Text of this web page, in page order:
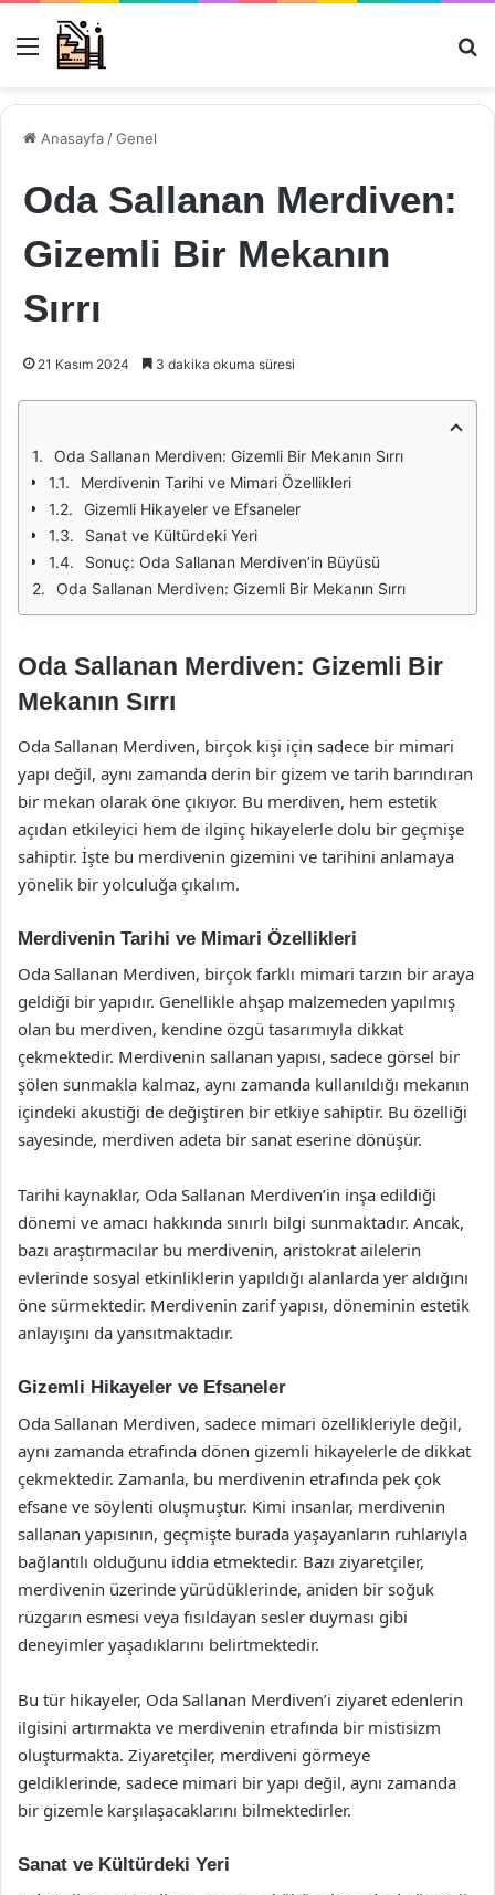
Menü
Anasayfa /Genel
Oda Sallanan Merdiven:
Gizemli Bir Mekanın
Sırrı
21 Kasım 2024 3 dakika okuma süresi
Oda Sallanan Merdiven: Gizemli Bir Mekanın Sırrı
Merdivenin Tarihi ve Mimari Özellikleri
Gizemli Hikayeler ve Efsaneler
Sanat ve Kültürdeki Yeri
Sonuç: Oda Sallanan Merdiven’in Büyüsü
Oda Sallanan Merdiven: Gizemli Bir Mekanın Sırrı
Oda Sallanan Merdiven: Gizemli Bir
Mekanın Sırrı
Oda Sallanan Merdiven, birçok kişi için sadece bir mimari
yapı değil, aynı zamanda derin bir gizem ve tarih barındıran
bir mekan olarak öne çıkıyor. Bu merdiven, hem estetik
açıdan etkileyici hem de ilginç hikayelerle dolu bir geçmişe
sahiptir. İşte bu merdivenin gizemini ve tarihini anlamaya
yönelik bir yolculuğa çıkalım.
Merdivenin Tarihi ve Mimari Özellikleri
Oda Sallanan Merdiven, birçok farklı mimari tarzın bir araya
geldiği bir yapıdır. Genellikle ahşap malzemeden yapılmış
olan bu merdiven, kendine özgü tasarımıyla dikkat
çekmektedir. Merdivenin sallanan yapısı, sadece görsel bir
şölen sunmakla kalmaz, aynı zamanda kullanıldığı mekanın
içindeki akustiği de değiştiren bir etkiye sahiptir. Bu özelliği
sayesinde, merdiven adeta bir sanat eserine dönüşür.
Tarihi kaynaklar, Oda Sallanan Merdiven’in inşa edildiği
dönemi ve amacı hakkında sınırlı bilgi sunmaktadır. Ancak,
bazı araştırmacılar bu merdivenin, aristokrat ailelerin
evlerinde sosyal etkinliklerin yapıldığı alanlarda yer aldığını
öne sürmektedir. Merdivenin zarif yapısı, döneminin estetik
anlayışını da yansıtmaktadır.
Gizemli Hikayeler ve Efsaneler
Oda Sallanan Merdiven, sadece mimari özellikleriyle değil,
aynı zamanda etrafında dönen gizemli hikayelerle de dikkat
çekmektedir. Zamanla, bu merdivenin etrafında pek çok
efsane ve söylenti oluşmuştur. Kimi insanlar, merdivenin
sallanan yapısının, geçmişte burada yaşayanların ruhlarıyla
bağlantılı olduğunu iddia etmektedir. Bazı ziyaretçiler,
merdivenin üzerinde yürüdüklerinde, aniden bir soğuk
rüzgarın esmesi veya fısıldayan sesler duyması gibi
deneyimler yaşadıklarını belirtmektedir.
Bu tür hikayeler, Oda Sallanan Merdiven’i ziyaret edenlerin
ilgisini artırmakta ve merdivenin etrafında bir mistisizm
oluşturmakta. Ziyaretçiler, merdiveni görmeye
geldiklerinde, sadece mimari bir yapı değil, aynı zamanda
bir gizemle karşılaşacaklarını bilmektedirler.
Sanat ve Kültürdeki Yeri